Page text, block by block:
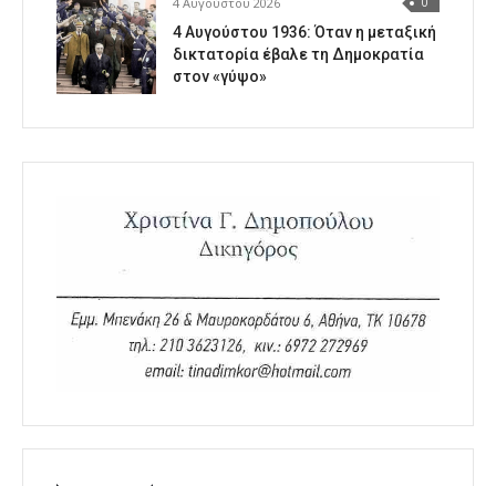
4 Αυγούστου 1936: Όταν η μεταξική
δικτατορία έβαλε τη Δημοκρατία
στον «γύψο»